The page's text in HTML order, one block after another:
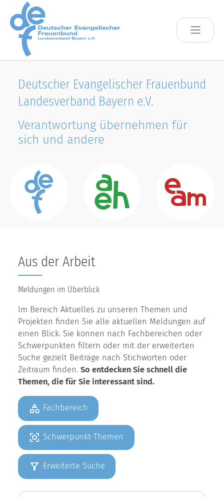
Skip to main content
Deutscher Evangelischer Frauenbund
Landesverband Bayern e.V.
Verantwortung übernehmen für
sich und andere
Aus der Arbeit
Meldungen im Überblick
Im Bereich Aktuelles zu unseren Themen und
Projekten finden Sie alle aktuellen Meldungen auf
einen Blick. Sie können nach Fachbereichen oder
Schwerpunkten filtern oder mit der erweiterten
Suche gezielt Beiträge nach Stichworten oder
Zeitraum finden. So entdecken Sie schnell die
Themen, die für Sie interessant sind.
Fachbereich
Schwerpunkt-Themen
Erweiterte Suche